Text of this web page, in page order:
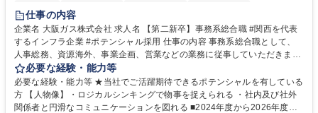
服装自由
第二新卒歓迎
仕事の内容
企業名 大阪ガス株式会社 求人名 【第二新卒】事務系総合職 #関西を代表
するインフラ企業 #ポテンシャル採用 仕事の内容 事務系総合職として、
人事総務、資源海外、事業企画、営業などの業務に従事していただきま
す。 【業務内容の一例】■所属事業部の勤労業務 ■海外に関係する各種業
務 ■営業部門の企画スタッフ、ルート営業 【キャリアパス】入社後の配属
ポジションで一定期間ご活躍頂いた後、本人の適性及び将来のキャリアを
鑑みてジョブローテーションを行います。 【育成】OJTでの現場育成や研
必要な経験・能力等
必要な経験・能力等 ★当社でご活躍期待できるポテンシャルを有している
方 【人物像】・ロジカルシンキングで物事を捉えられる ・社内及び社外
関係者と円滑なコミュニケーションを図れる ■2024年度から2026年度ま